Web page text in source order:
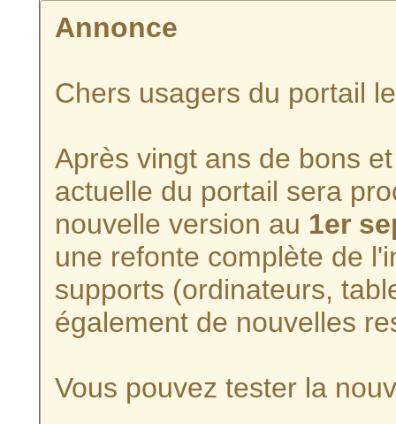
Annonce
Chers usagers du portail
Après vingt ans de bons
actuelle du portail sera
nouvelle version au 1er
une refonte complète de
supports (ordinateurs,
également de nouvelles
Vous pouvez tester la